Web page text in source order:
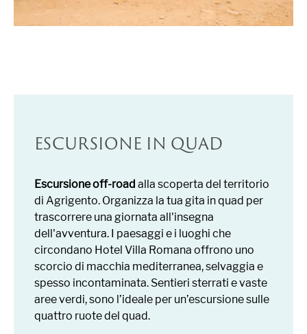
ESCURSIONE IN QUAD
Escursione off-road alla scoperta del territorio
di Agrigento. Organizza la tua gita in quad per
trascorrere una giornata all'insegna
dell'avventura. I paesaggi e i luoghi che
circondano Hotel Villa Romana offrono uno
scorcio di macchia mediterranea, selvaggia e
spesso incontaminata. Sentieri sterrati e vaste
aree verdi, sono l’ideale per un’escursione sulle
quattro ruote del quad.